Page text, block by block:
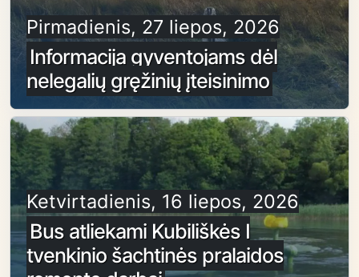
Pirmadienis, 27 liepos, 2026
Informacija gyventojams dėl
nelegalių gręžinių įteisinimo
Ketvirtadienis, 16 liepos, 2026
Bus atliekami Kubiliškės I
tvenkinio šachtinės pralaidos